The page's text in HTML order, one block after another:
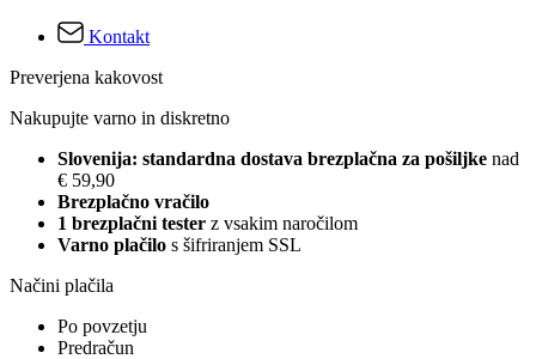
Kontakt
Preverjena kakovost
Nakupujte varno in diskretno
Slovenija: standardna dostava brezplačna za pošiljke nad
€ 59,90
Brezplačno vračilo
1 brezplačni tester z vsakim naročilom
Varno plačilo s šifriranjem SSL
Načini plačila
Po povzetju
Predračun